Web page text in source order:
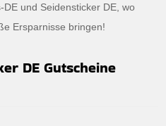
und Seidensticker DE, wo
Ersparnisse bringen!
DE Gutscheine